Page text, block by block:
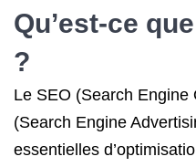
Qu’est-ce
?
Le SEO (Search Engine
(Search Engine
essentielles